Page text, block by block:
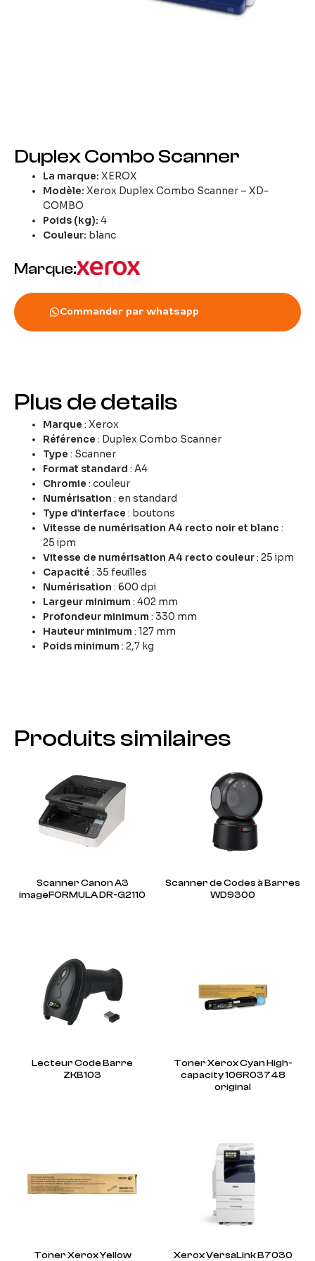
Duplex Combo Scanner
La marque: XEROX
Modèle: Xerox Duplex Combo Scanner – XD-
COMBO
Poids (kg): 4
Couleur: blanc
Marque:
Commander par whatsapp
Plus de details
Marque : Xerox
Référence : Duplex Combo Scanner
Type : Scanner
Format standard : A4
Chromie : couleur
Numérisation : en standard
Type d’interface : boutons
Vitesse de numérisation A4 recto noir et blanc :
25 ipm
Vitesse de numérisation A4 recto couleur: 25 ipm
Capacité : 35 feuilles
Numérisation : 600 dpi
Largeur minimum : 402 mm
Profondeur minimum : 330 mm
Hauteur minimum : 127 mm
Poids minimum : 2,7 kg
Produits similaires
Scanner Canon A3
imageFORMULA DR-G2110
Scanner de Codes à Barres
WD9300
Lecteur Code Barre
ZKB103
Toner Xerox Cyan High-
capacity 106R03748
original
Toner Xerox Yellow Xerox VersaLink B7030